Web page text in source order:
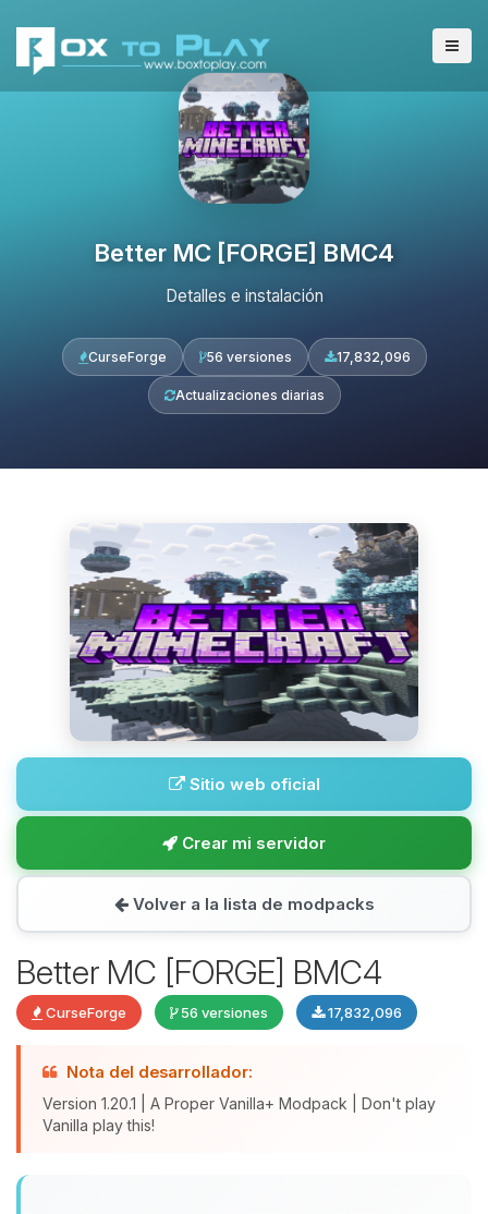
Better MC [FORGE] BMC4
Detalles e instalación
CurseForge 56 versiones 17,832,096
Actualizaciones diarias
Sitio web oficial
Crear mi servidor
Volver a la lista de modpacks
Better MC [FORGE] BMC4
CurseForge 56 versiones 17,832,096
Nota del desarrollador:
Version 1.20.1 | A Proper Vanilla+ Modpack | Don't play
Vanilla play this!